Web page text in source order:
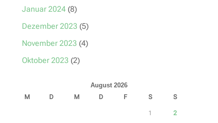
Januar 2024(8)
Dezember 2023 (5)
November 2023 (4)
Oktober 2023 (2)
August 2026
M
D M D F S S
1 2